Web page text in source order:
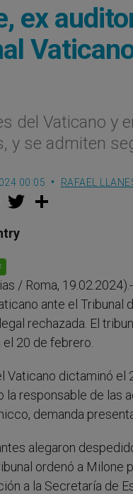
ex
del Vaticano y
y se admiten
00:05 RAFAEL
F
a
e
b
o
k
w
/ Roma,
ante el Tribunal
rechazada. El
20 de febrero.
Vaticano dictaminó el
la responsable de las
demanda
alegaron
ordenó a Milone
a la Secretaría de